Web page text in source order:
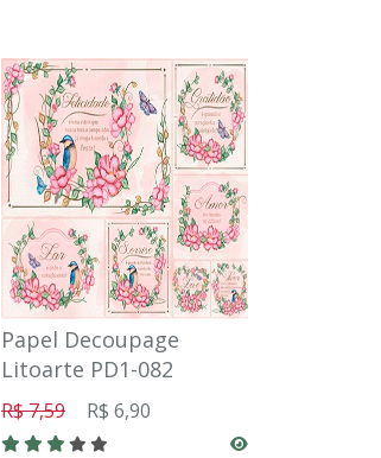
Papel Decoupage
Litoarte PD1-082
R$ 7,59 R$ 6,90